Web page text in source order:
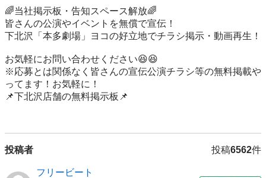
🌈当社掲示板・告知スペース解放🌈
皆さんの公演やイベントを無償で宣伝！
下北沢「本多劇場」ヨコの好立地でチラシ掲示・動画再生！
お気軽にお問い合わせください😆😆
※応募とは関係なく皆さんの宣伝公演チラシ等の無料掲載や
ってます！お気軽に！
📌下北沢店舗の無料掲示板📌
投稿者 投稿6562件
フリービート